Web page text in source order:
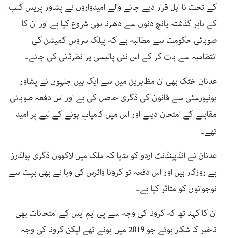
کے تحت نا اہل قرار دیے جانے والے امیدواروں نے پشاور پریس کلب
کے باہر گذشتہ پانچ دنوں سے دھرنا بھی شروع کیا ہے اور ان کا
صوبائی حکومت سے مطالبہ ہے کہ پبلک سروس کمیشن کی
انتظامیہ سے بات کر کے اس نئی پالیسی پر نظرثانی کی جائے۔
عدنان خٹک بھی ان مظاہرین میں سے ایک ہیں جنہوں نے پشاور
یونیورسٹی سے قانون کی ڈگری حاصل کی ہے اور اس دفعہ صوبائی
مقابلے کے امتحان دینے اور اس میں کامیاب ہونے کے لیے پر امید
تھے۔
عدنان نے انڈپینڈنٹ اردو کو بتایا کہ ملک میں لاکھوں ڈگری ہولڈرز
بے روزگار ہیں اور اس دفعہ تو کرونا وائرس کی وبا نے بھی بہت سے
نوجوانوں کو متاثر کیا ہے۔
ان کا کہنا تھا کہ کرونا کی وجہ سے پی ایم ایس کے امتحانات بھی
تاخیر کا شکار ہوئے جو 2019 میں ہونے تھے لیکن کرونا کی وجہ